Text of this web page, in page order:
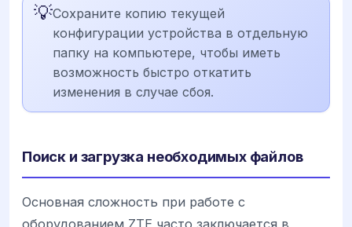
💡Сохраните копию текущей
конфигурации устройства в отдельную
папку на компьютере, чтобы иметь
возможность быстро откатить
изменения в случае сбоя.
Поиск и загрузка необходимых файлов
Основная сложность при работе с
оборудованием ZTE часто заключается в